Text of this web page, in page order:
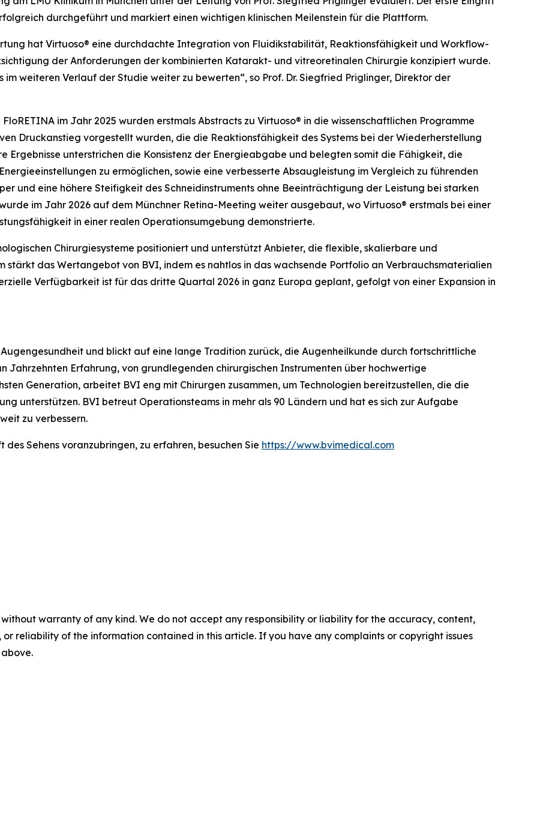
durchgeführt und markiert einen wichtigen klinischen Meilenstein für die Plattform.
hat Virtuoso® eine durchdachte Integration von Fluidikstabilität, Reaktionsfähigkeit und Workflow-
der Anforderungen der kombinierten Katarakt- und vitreoretinalen Chirurgie konzipiert wurde.
weiteren Verlauf der Studie weiter zu bewerten“, so Prof. Dr. Siegfried Priglinger, Direktor der
FloRETINA im Jahr 2025 wurden erstmals Abstracts zu Virtuoso® in die wissenschaftlichen Programme
Druckanstieg vorgestellt wurden, die die Reaktionsfähigkeit des Systems bei der Wiederherstellung
unterstrichen die Konsistenz der Energieabgabe und belegten somit die Fähigkeit, die
zu ermöglichen, sowie eine verbesserte Absaugleistung im Vergleich zu führenden
und eine höhere Steifigkeit des Schneidinstruments ohne Beeinträchtigung der Leistung bei starken
im Jahr 2026 auf dem Münchner Retina-Meeting weiter ausgebaut, wo Virtuoso® erstmals bei einer
in einer realen Operationsumgebung demonstrierte.
Chirurgiesysteme positioniert und unterstützt Anbieter, die flexible, skalierbare und
stärkt das Wertangebot von BVI, indem es nahtlos in das wachsende Portfolio an Verbrauchsmaterialien
Verfügbarkeit ist für das dritte Quartal 2026 in ganz Europa geplant, gefolgt von einer Expansion in
und blickt auf eine lange Tradition zurück, die Augenheilkunde durch fortschrittliche
Jahrzehnten Erfahrung, von grundlegenden chirurgischen Instrumenten über hochwertige
Generation, arbeitet BVI eng mit Chirurgen zusammen, um Technologien bereitzustellen, die die
unterstützen. BVI betreut Operationsteams in mehr als 90 Ländern und hat es sich zur Aufgabe
zu verbessern.
des Sehens voranzubringen, zu erfahren, besuchen Sie https://www.bvimedical.com
without warranty of any kind. We do not accept any responsibility or liability for the accuracy, content,
or reliability of the information contained in this article. If you have any complaints or copyright issues